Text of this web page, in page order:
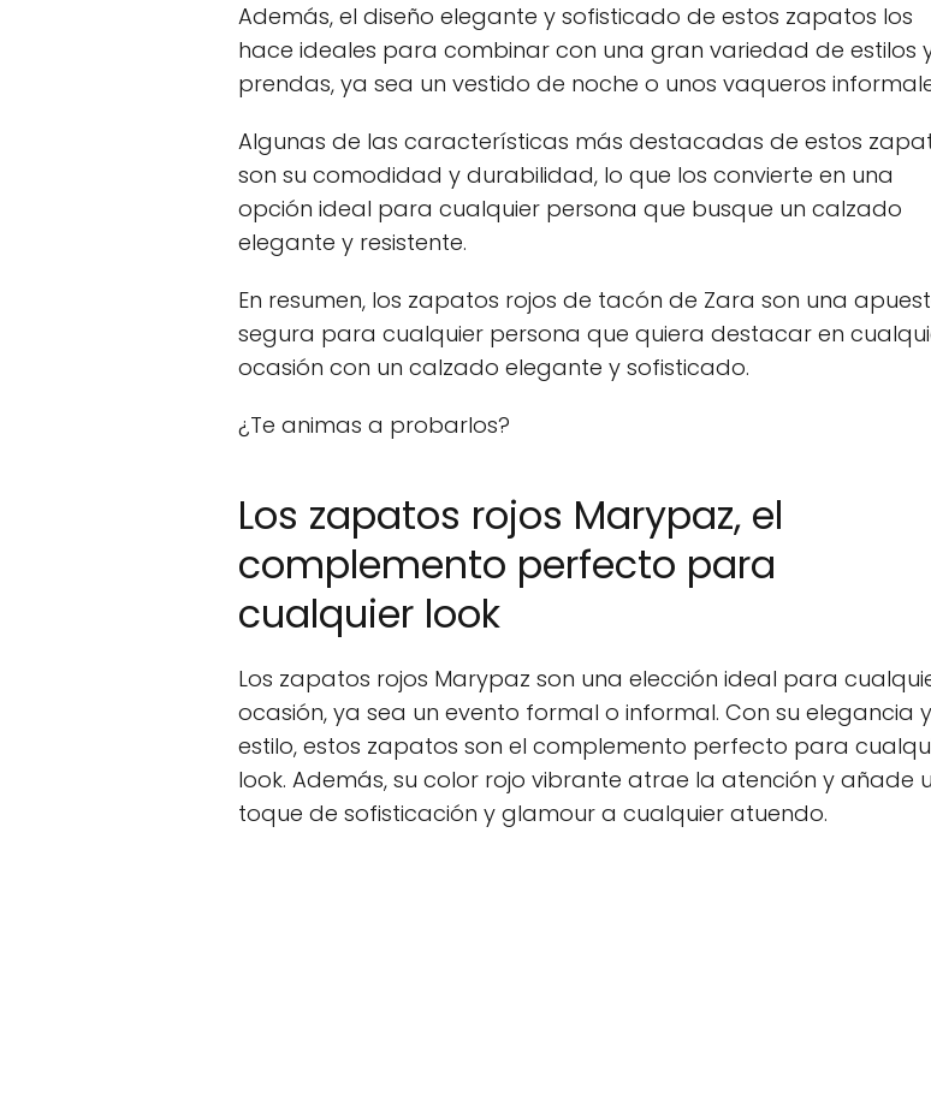
Además, el diseño elegante y sofisticado de estos zapatos los
hace ideales para combinar con una gran variedad de estilos
prendas, ya sea un vestido de noche o unos vaqueros
Algunas de las características más destacadas de estos
son su comodidad y durabilidad, lo que los convierte en una
opción ideal para cualquier persona que busque un calzado
elegante y resistente.
En resumen, los zapatos rojos de tacón de Zara son una
segura para cualquier persona que quiera destacar en
ocasión con un calzado elegante y sofisticado.
¿Te animas a probarlos?
Los zapatos rojos Marypaz, el
complemento perfecto para
cualquier look
Los zapatos rojos Marypaz son una elección ideal para
ocasión, ya sea un evento formal o informal. Con su elegancia y
estilo, estos zapatos son el complemento perfecto para
look. Además, su color rojo vibrante atrae la atención y añade
toque de sofisticación y glamour a cualquier atuendo.